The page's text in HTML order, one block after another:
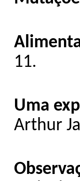
11.
Uma
Arthur